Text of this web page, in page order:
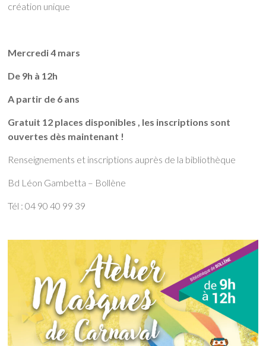
création unique
Mercredi 4 mars
De 9h à 12h
A partir de 6 ans
Gratuit 12 places disponibles , les inscriptions sont
ouvertes dès maintenant !
Renseignements et inscriptions auprès de la bibliothèque
Bd Léon Gambetta – Bollène
Tél : 04 90 40 99 39